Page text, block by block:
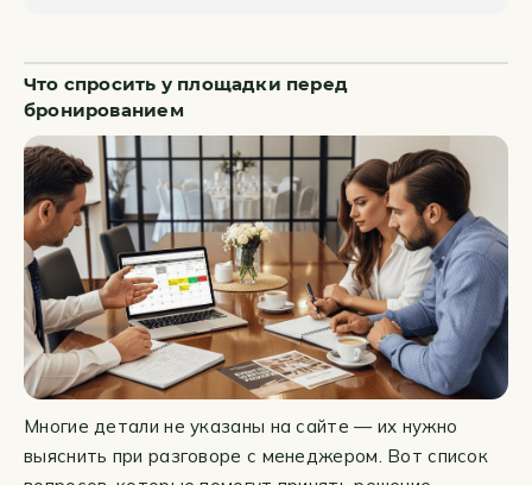
Что спросить у площадки перед
бронированием
Многие детали не указаны на сайте — их нужно
выяснить при разговоре с менеджером. Вот список